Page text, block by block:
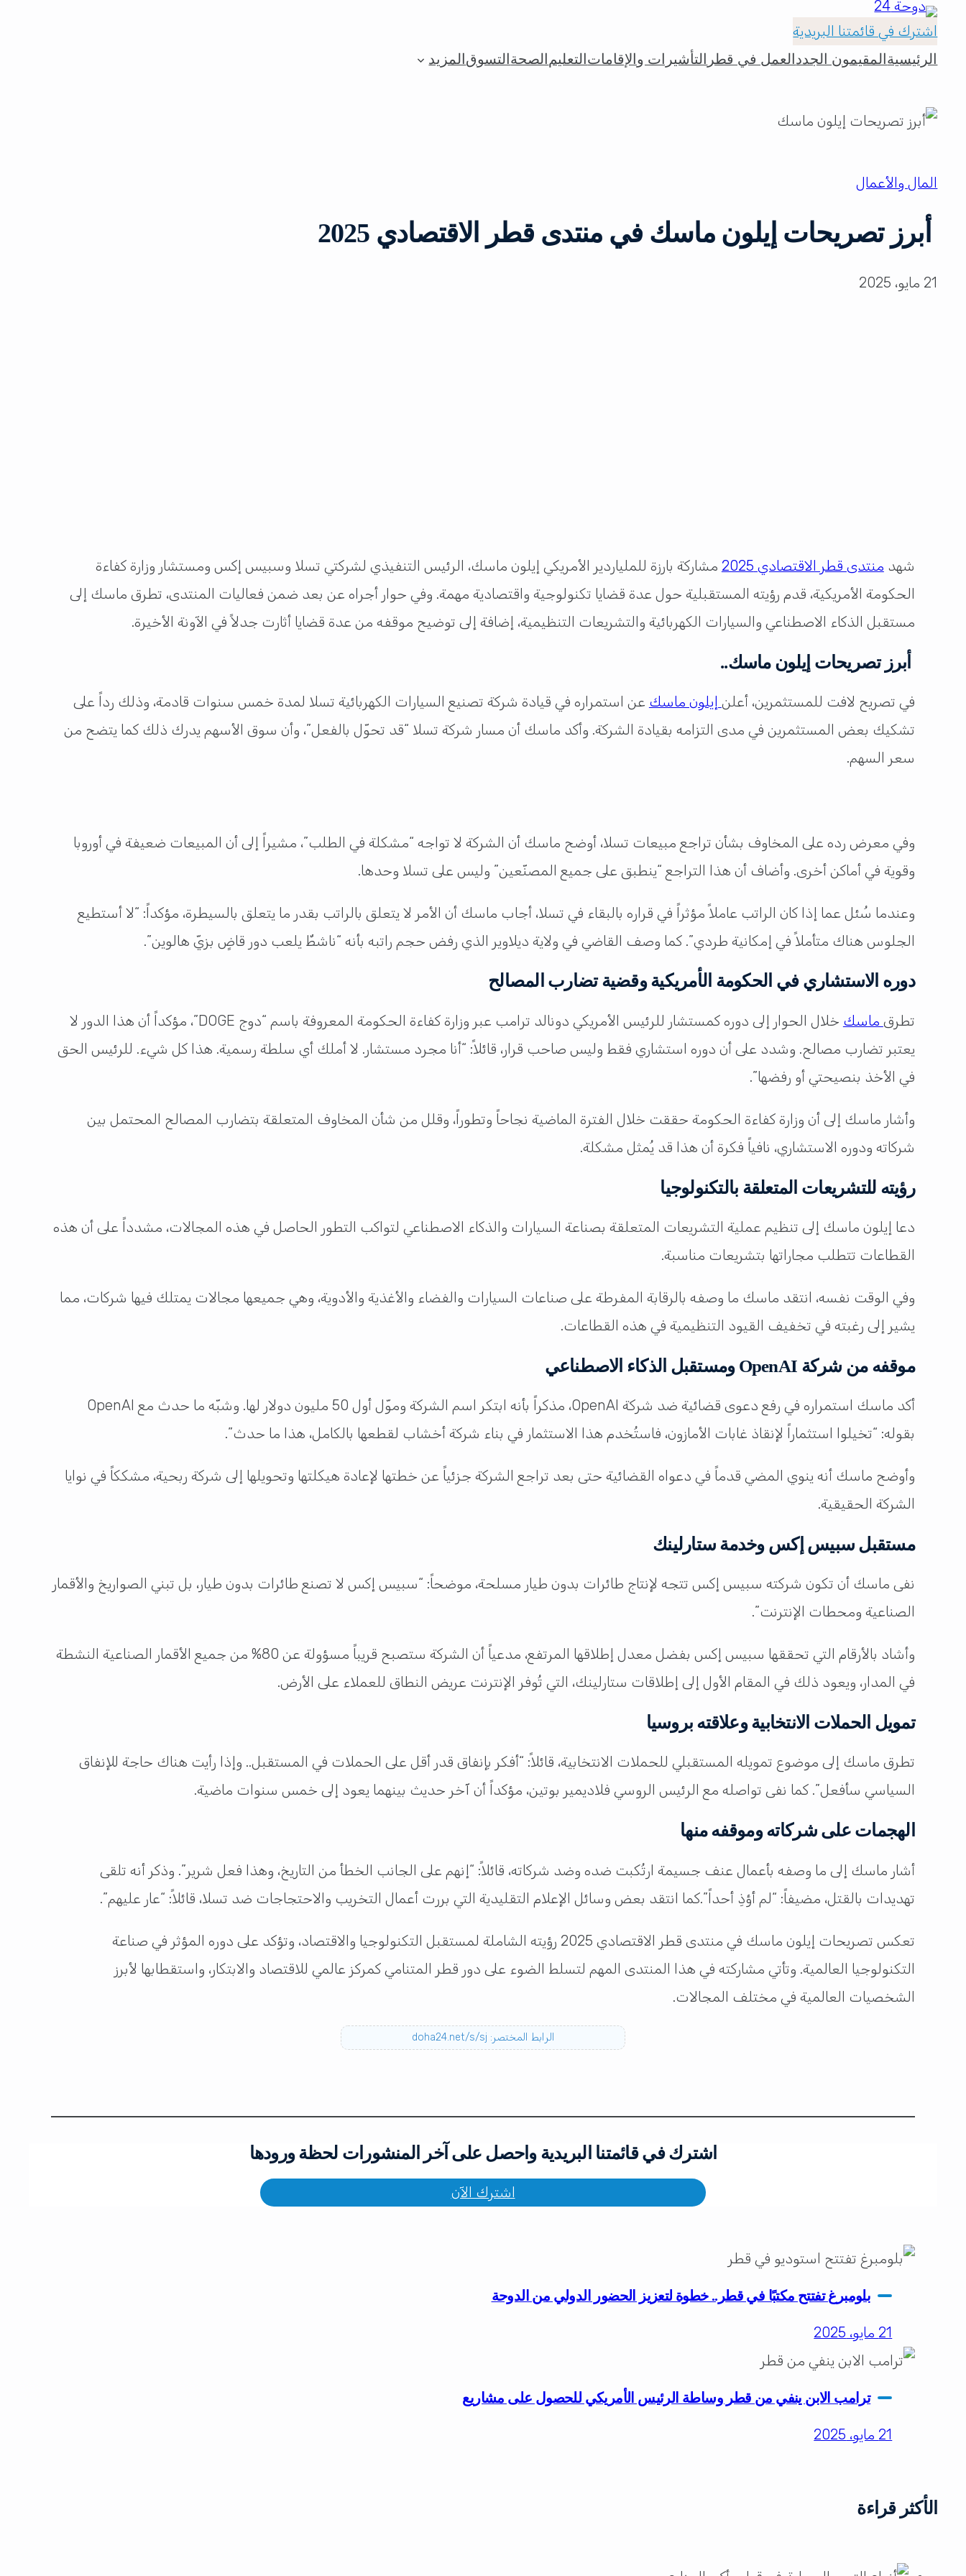
اشترك في قائمتنا البريدية
الرئيسية المقيمون الجدد العمل في قطر التأشيرات والإقامات التعليم الصحة التسوق المزيد
المال والأعمال
أبرز تصريحات إيلون ماسك في منتدى قطر الاقتصادي 2025
21 مايو، 2025
شهد منتدى قطر الاقتصادي 2025
مشاركة بارزة للملياردير الأمريكي إيلون ماسك، الرئيس التنفيذي لشركتي تسلا وسبيس إكس ومستشار وزارة كفاءة
الحكومة الأمريكية، قدم رؤيته المستقبلية حول عدة قضايا تكنولوجية واقتصادية مهمة. وفي حوار أجراه عن بعد ضمن فعاليات المنتدى، تطرق ماسك إلى
مستقبل الذكاء الاصطناعي والسيارات الكهربائية والتشريعات التنظيمية، إضافة إلى توضيح موقفه من عدة قضايا أثارت جدلاً في الآونة الأخيرة.
أبرز تصريحات إيلون ماسك..
في تصريح لافت للمستثمرين، أعلن إيلون ماسك عن استمراره في قيادة شركة تصنيع السيارات الكهربائية تسلا لمدة خمس سنوات قادمة، وذلك رداً على
تشكيك بعض المستثمرين في مدى التزامه بقيادة الشركة. وأكد ماسك أن مسار شركة تسلا “قد تحوّل بالفعل”، وأن سوق الأسهم يدرك ذلك كما يتضح من
سعر السهم.
وفي معرض رده على المخاوف بشأن تراجع مبيعات تسلا، أوضح ماسك أن الشركة لا تواجه “مشكلة في الطلب”، مشيراً إلى أن المبيعات ضعيفة في أوروبا
وقوية في أماكن أخرى. وأضاف أن هذا التراجع “ينطبق على جميع المصنّعين” وليس على تسلا وحدها.
وعندما سُئل عما إذا كان الراتب عاملاً مؤثراً في قراره بالبقاء في تسلا، أجاب ماسك أن الأمر لا يتعلق بالراتب بقدر ما يتعلق بالسيطرة، مؤكداً: “لا أستطيع
الجلوس هناك متأملاً في إمكانية طردي”. كما وصف القاضي في ولاية ديلاوير الذي رفض حجم راتبه بأنه “ناشطٌ يلعب دور قاضٍ بزيّ هالوين”.
دوره الاستشاري في الحكومة الأمريكية وقضية تضارب المصالح
تطرق ماسك
خلال الحوار إلى دوره كمستشار للرئيس الأمريكي دونالد ترامب عبر وزارة كفاءة الحكومة المعروفة باسم “دوج DOGE”، مؤكداً أن هذا الدور لا
يعتبر تضارب مصالح. وشدد على أن دوره استشاري فقط وليس صاحب قرار، قائلاً: “أنا مجرد مستشار. لا أملك أي سلطة رسمية. هذا كل شيء. للرئيس الحق
في الأخذ بنصيحتي أو رفضها”.
وأشار ماسك إلى أن وزارة كفاءة الحكومة حققت خلال الفترة الماضية نجاحاً وتطوراً، وقلل من شأن المخاوف المتعلقة بتضارب المصالح المحتمل بين
شركاته ودوره الاستشاري، نافياً فكرة أن هذا قد يُمثل مشكلة.
رؤيته للتشريعات المتعلقة بالتكنولوجيا
دعا إيلون ماسك إلى تنظيم عملية التشريعات المتعلقة بصناعة السيارات والذكاء الاصطناعي لتواكب التطور الحاصل في هذه المجالات، مشدداً على أن هذه
القطاعات تتطلب مجاراتها بتشريعات مناسبة.
وفي الوقت نفسه، انتقد ماسك ما وصفه بالرقابة المفرطة على صناعات السيارات والفضاء والأغذية والأدوية، وهي جميعها مجالات يمتلك فيها شركات، مما
يشير إلى رغبته في تخفيف القيود التنظيمية في هذه القطاعات.
موقفه من شركة OpenAI ومستقبل الذكاء الاصطناعي
أكد ماسك استمراره في رفع دعوى قضائية ضد شركة OpenAI، مذكراً بأنه ابتكر اسم الشركة وموّل أول 50 مليون دولار لها. وشبّه ما حدث مع OpenAI
بقوله: “تخيلوا استثماراً لإنقاذ غابات الأمازون، فاستُخدم هذا الاستثمار في بناء شركة أخشاب لقطعها بالكامل، هذا ما حدث”.
وأوضح ماسك أنه ينوي المضي قدماً في دعواه القضائية حتى بعد تراجع الشركة جزئياً عن خطتها لإعادة هيكلتها وتحويلها إلى شركة ربحية، مشككاً في نوايا
الشركة الحقيقية.
مستقبل سبيس إكس وخدمة ستارلينك
نفى ماسك أن تكون شركته سبيس إكس تتجه لإنتاج طائرات بدون طيار مسلحة، موضحاً: “سبيس إكس لا تصنع طائرات بدون طيار، بل تبني الصواريخ والأقمار
الصناعية ومحطات الإنترنت”.
وأشاد بالأرقام التي تحققها سبيس إكس بفضل معدل إطلاقها المرتفع، مدعياً أن الشركة ستصبح قريباً مسؤولة عن 80% من جميع الأقمار الصناعية النشطة
في المدار، ويعود ذلك في المقام الأول إلى إطلاقات ستارلينك، التي تُوفر الإنترنت عريض النطاق للعملاء على الأرض.
تمويل الحملات الانتخابية وعلاقته بروسيا
تطرق ماسك إلى موضوع تمويله المستقبلي للحملات الانتخابية، قائلاً: “أفكر بإنفاق قدر أقل على الحملات في المستقبل.. وإذا رأيت هناك حاجة للإنفاق
السياسي سأفعل”. كما نفى تواصله مع الرئيس الروسي فلاديمير بوتين، مؤكداً أن آخر حديث بينهما يعود إلى خمس سنوات ماضية.
الهجمات على شركاته وموقفه منها
أشار ماسك إلى ما وصفه بأعمال عنف جسيمة ارتُكبت ضده وضد شركاته، قائلاً: “إنهم على الجانب الخطأ من التاريخ، وهذا فعل شرير”. وذكر أنه تلقى
تهديدات بالقتل، مضيفاً: “لم أؤذِ أحداً”.كما انتقد بعض وسائل الإعلام التقليدية التي بررت أعمال التخريب والاحتجاجات ضد تسلا، قائلاً: “عار عليهم”.
تعكس تصريحات إيلون ماسك في منتدى قطر الاقتصادي 2025 رؤيته الشاملة لمستقبل التكنولوجيا والاقتصاد، وتؤكد على دوره المؤثر في صناعة
التكنولوجيا العالمية. وتأتي مشاركته في هذا المنتدى المهم لتسلط الضوء على دور قطر المتنامي كمركز عالمي للاقتصاد والابتكار، واستقطابها لأبرز
الشخصيات العالمية في مختلف المجالات.
الرابط المختصر: doha24.net/s/sj
اشترك في قائمتنا البريدية واحصل على آخر المنشورات لحظة ورودها
اشترك الآن
بلومبرغ تفتتح مكتبًا في قطر.. خطوة لتعزيز الحضور الدولي من الدوحة
21 مايو، 2025
ترامب الابن ينفي من قطر وساطة الرئيس الأمريكي للحصول على مشاريع
21 مايو، 2025
الأكثر قراءة